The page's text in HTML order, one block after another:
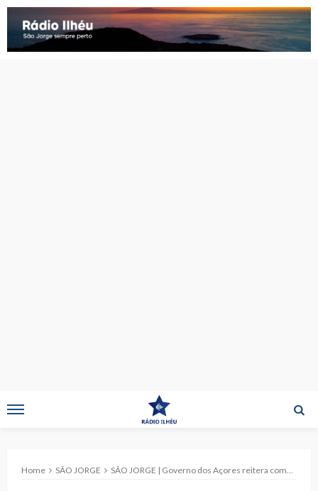
Home SÃO JORGE SÃO JORGE | Governo dos Açores reitera compromisso com desenvolvimento do município da Calheta